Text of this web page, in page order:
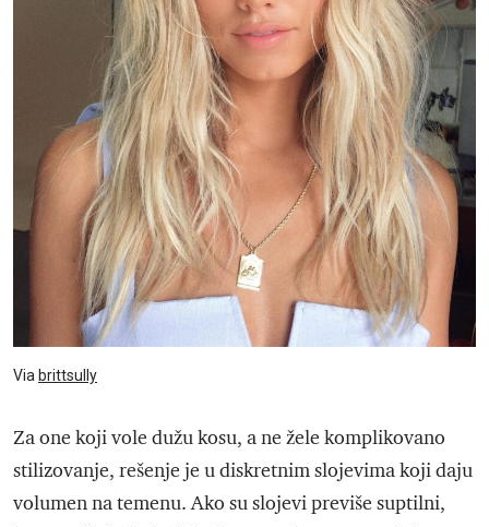
Via brittsully
Za one koji vole dužu kosu, a ne žele komplikovano
stilizovanje, rešenje je u diskretnim slojevima koji daju
volumen na temenu. Ako su slojevi previše suptilni,